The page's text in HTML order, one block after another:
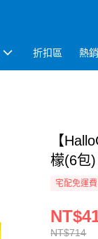
折扣區 熱
【
檬(6包)
宅配免運費
NT$714